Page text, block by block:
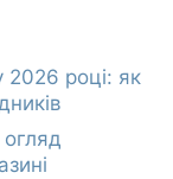
2026 році: як